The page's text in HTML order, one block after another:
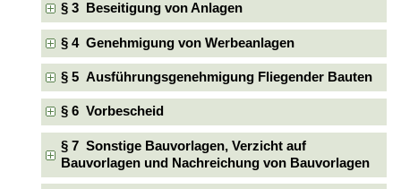
§ 3 Beseitigung von Anlagen
§ 4 Genehmigung von Werbeanlagen
§ 5 Ausführungsgenehmigung Fliegender Bauten
§ 6 Vorbescheid
§ 7 Sonstige Bauvorlagen, Verzicht auf
Bauvorlagen und Nachreichung von Bauvorlagen